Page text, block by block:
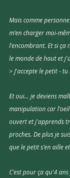
Mais comme
m'en charger moi-
l'encombrant. Et si ça
le monde de haut et
> J'accepte le petit -
Et oui... je deviens
manipulation car
ouvert et j'apprends
proches. De plus je
que le petit s'en aille
C'est pour ça qu'4